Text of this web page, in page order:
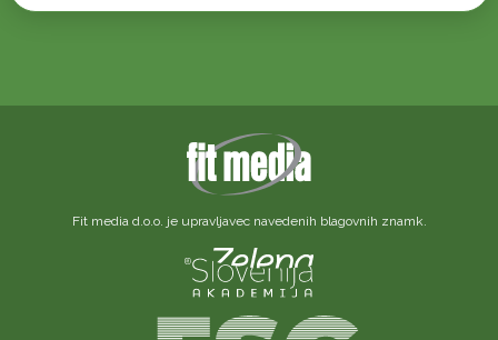
Fit media d.o.o. je upravljavec navedenih blagovnih znamk.